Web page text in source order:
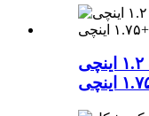
انگشتر کریس طلایی ۷۴ شات ۱.۲ اینچی